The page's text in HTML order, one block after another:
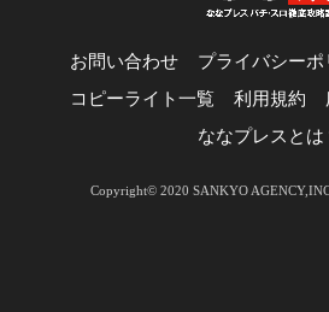
お問い合わせ プライバシーポ
コピーライト一覧
利用規約
ななプレスとは
Copyright© 2020 SANKYO